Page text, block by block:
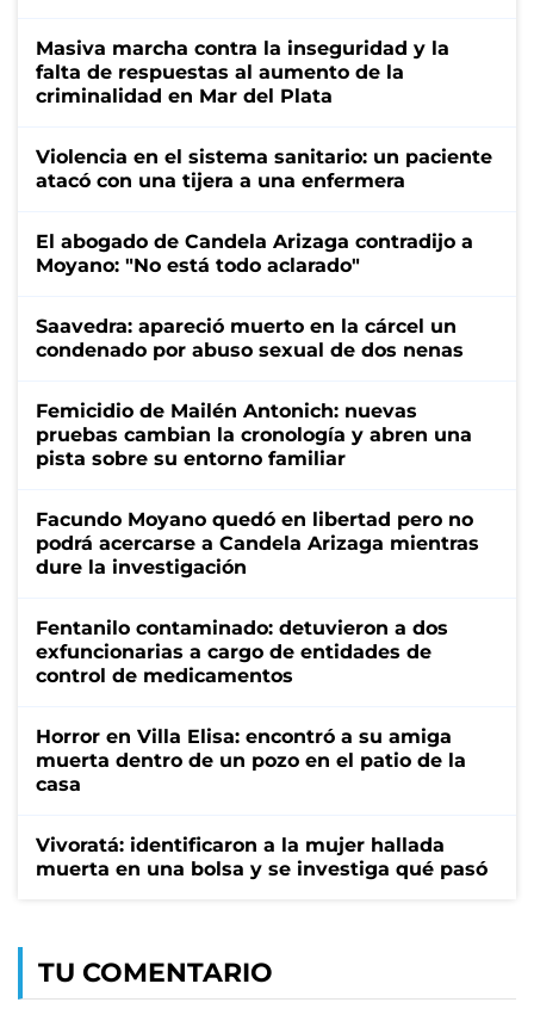
Masiva marcha contra la inseguridad y la
falta de respuestas al aumento de la
criminalidad en Mar del Plata
Violencia en el sistema sanitario: un paciente
atacó con una tijera a una enfermera
El abogado de Candela Arizaga contradijo a
Moyano: "No está todo aclarado"
Saavedra: apareció muerto en la cárcel un
condenado por abuso sexual de dos nenas
Femicidio de Mailén Antonich: nuevas
pruebas cambian la cronología y abren una
pista sobre su entorno familiar
Facundo Moyano quedó en libertad pero no
podrá acercarse a Candela Arizaga mientras
dure la investigación
Fentanilo contaminado: detuvieron a dos
exfuncionarias a cargo de entidades de
control de medicamentos
Horror en Villa Elisa: encontró a su amiga
muerta dentro de un pozo en el patio de la
casa
Vivoratá: identificaron a la mujer hallada
muerta en una bolsa y se investiga qué pasó
TU COMENTARIO